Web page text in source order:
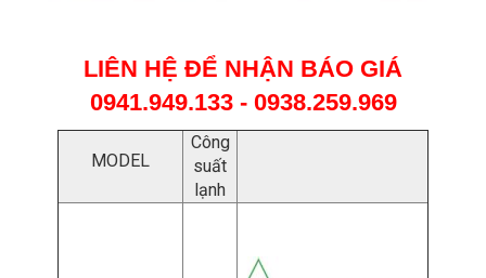
LIÊN HỆ ĐỂ NHẬN BÁO GIÁ
0941.949.133 - 0938.259.969
MODEL
Công
suất
lạnh